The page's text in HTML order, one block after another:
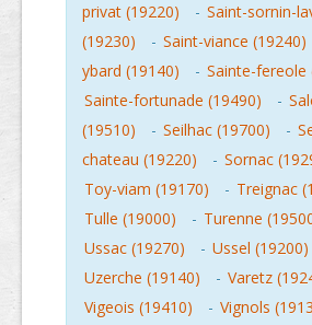
privat (19220)
- Saint-sornin-
(19230)
- Saint-viance (19240)
ybard (19140)
- Sainte-fereole
Sainte-fortunade (19490)
-
(19510)
- Seilhac (19700) -
chateau (19220)
- Sornac
Toy-viam (19170)
- Treignac
Tulle (19000)
- Turenne
Ussac (19270)
- Ussel (19200)
Uzerche (19140)
- Varetz
Vigeois (19410)
- Vignols